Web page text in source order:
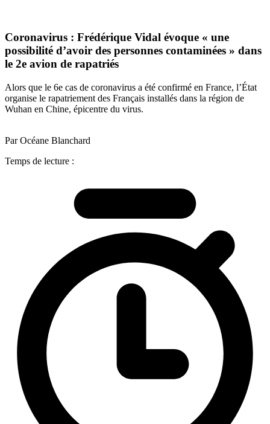
Coronavirus : Frédérique Vidal évoque « une
possibilité d’avoir des personnes contaminées » dans
le 2e avion de rapatriés
Alors que le 6e cas de coronavirus a été confirmé en France, l’État
organise le rapatriement des Français installés dans la région de
Wuhan en Chine, épicentre du virus.
Par Océane Blanchard
Temps de lecture :